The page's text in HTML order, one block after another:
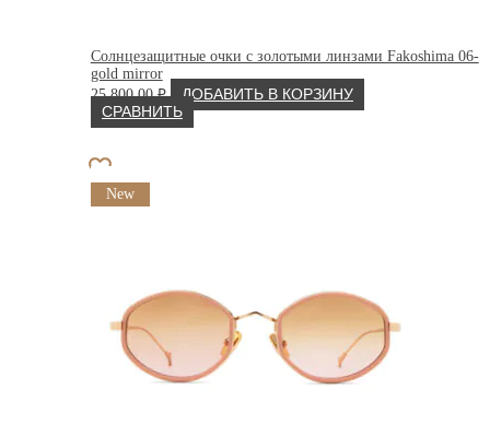
Солнцезащитные очки с золотыми линзами Fakoshima 06-
gold mirror
25 800.00₽
ДОБАВИТЬ В КОРЗИНУ
СРАВНИТЬ
New